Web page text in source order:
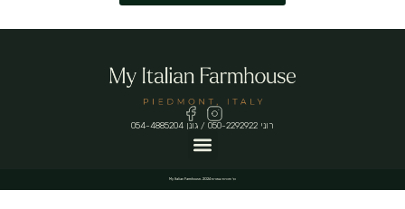
רוני 050-2292922 / גונן 054-4885204
כל הזכויות שמורות My Italian Farmhouse, 2024